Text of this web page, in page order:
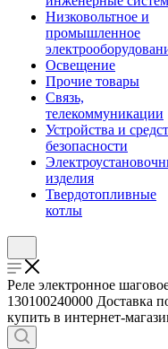
Низковольтное и
промышленное
Освещение
Прочие товары
Связь,
телекоммуникации
Устройства и
безопасности
изделия
Твердотопливные
котлы
Реле электронное
130100240000 Доставка
купить в интернет-